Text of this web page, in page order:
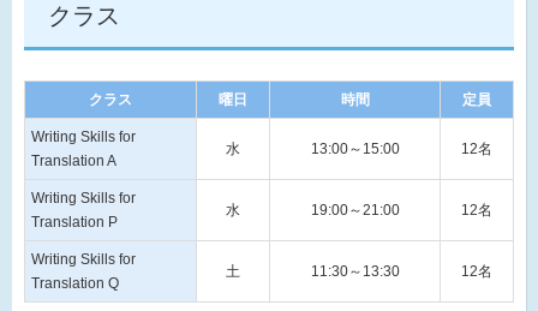
クラス
クラス 曜日 時間 定員
Writing Skills for
Translation A
水 13:00～15:00 12名
Writing Skills for
Translation P
水 19:00～21:00 12名
Writing Skills for
Translation Q
土 11:30～13:30 12名